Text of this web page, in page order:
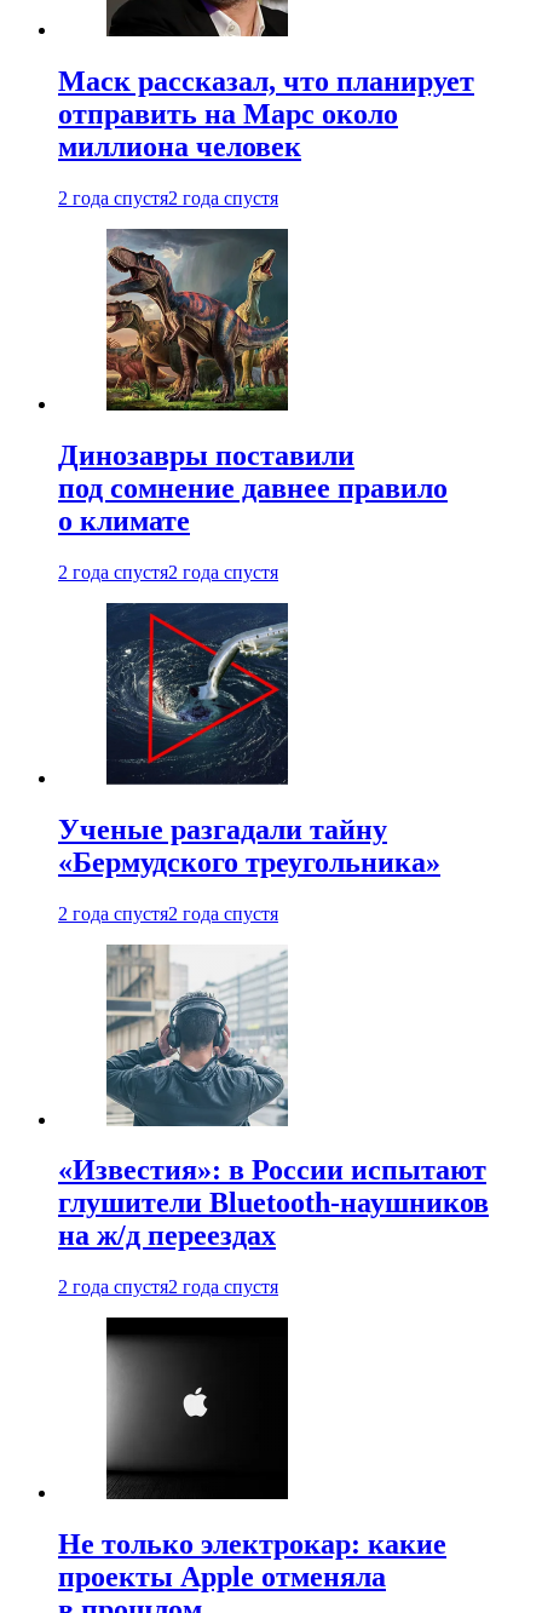
Маск рассказал, что планирует
отправить на Марс около
миллиона человек
2 года спустя2 года спустя
Динозавры поставили
под сомнение давнее правило
о климате
2 года спустя2 года спустя
Ученые разгадали тайну
«Бермудского треугольника»
2 года спустя2 года спустя
«Известия»: в России испытают
глушители Bluetooth-наушников
на ж/д переездах
2 года спустя2 года спустя
Не только электрокар: какие
проекты Apple отменяла